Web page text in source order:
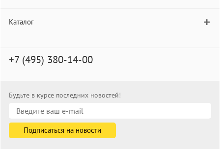
Каталог
+7 (495) 380-14-00
Будьте в курсе последних новостей!